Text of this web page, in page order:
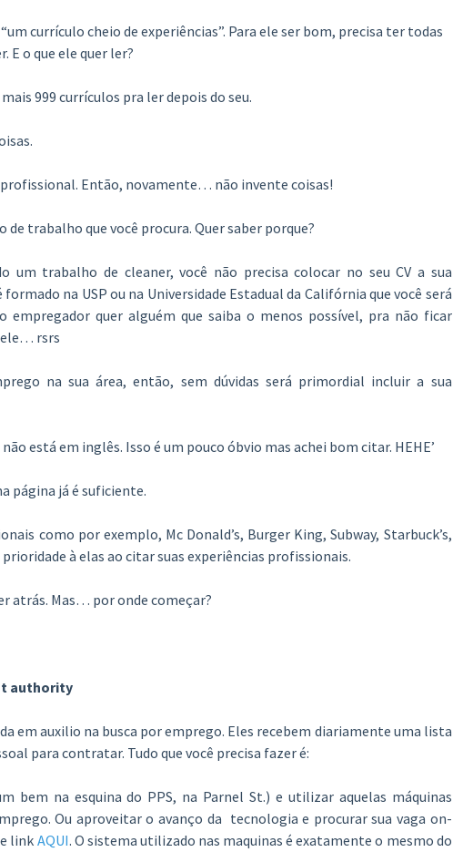
currículo cheio de experiências”. Para ele ser bom, precisa ter todas
E o que ele quer ler?
999 currículos pra ler depois do seu.
Então, novamente… não invente coisas!
trabalho que você procura. Quer saber porque?
um trabalho de cleaner, você não precisa colocar no seu CV a sua
na USP ou na Universidade Estadual da Califórnia que você será
quer alguém que saiba o menos possível, pra não ficar
rsrs
na sua área, então, sem dúvidas será primordial incluir a sua
está em inglês. Isso é um pouco óbvio mas achei bom citar. HEHE’
página já é suficiente.
como por exemplo, Mc Donald’s, Burger King, Subway, Starbuck’s,
à elas ao citar suas experiências profissionais.
atrás. Mas… por onde começar?
authority
em auxilio na busca por emprego. Eles recebem diariamente uma lista
para contratar. Tudo que você precisa fazer é:
bem na esquina do PPS, na Parnel St.) e utilizar aquelas máquinas
Ou aproveitar o avanço da tecnologia e procurar sua vaga on-
link AQUI. O sistema utilizado nas maquinas é exatamente o mesmo do